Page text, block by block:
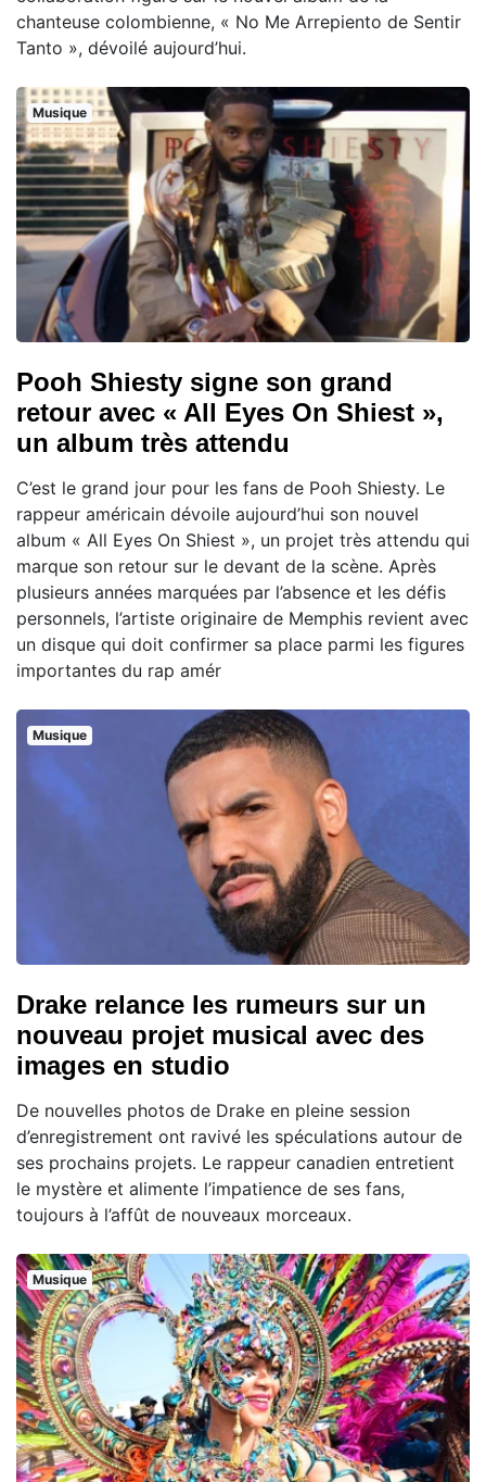
chanteuse colombienne, « No Me Arrepiento de Sentir
Tanto », dévoilé aujourd’hui.
Musique
Pooh Shiesty signe son grand
retour avec « All Eyes On Shiest »,
un album très attendu
C’est le grand jour pour les fans de Pooh Shiesty. Le
rappeur américain dévoile aujourd’hui son nouvel
album « All Eyes On Shiest », un projet très attendu qui
marque son retour sur le devant de la scène. Après
plusieurs années marquées par l’absence et les défis
personnels, l’artiste originaire de Memphis revient avec
un disque qui doit confirmer sa place parmi les figures
importantes du rap amér
Musique
Drake relance les rumeurs sur un
nouveau projet musical avec des
images en studio
De nouvelles photos de Drake en pleine session
d’enregistrement ont ravivé les spéculations autour de
ses prochains projets. Le rappeur canadien entretient
le mystère et alimente l’impatience de ses fans,
toujours à l’affût de nouveaux morceaux.
Musique